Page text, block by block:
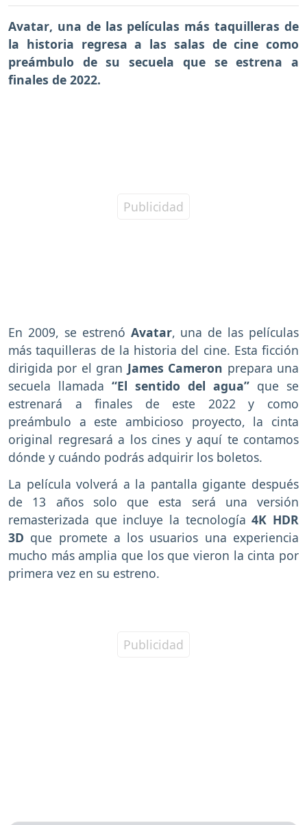
Avatar, una de las películas más taquilleras de
la historia regresa a las salas de cine como
preámbulo desu secuela que se estrena a
finales de 2022.
En 2009, se estrenó Avatar, una de las películas
más taquilleras de la historia del cine. Esta ficción
dirigida por el gran James Cameron prepara una
secuela llamada “El sentido del agua” que se
estrenará a finales de este 2022 y como
preámbulo a este ambicioso proyecto, la cinta
original regresará a los cines y aquí te contamos
dónde y cuándo podrás adquirir los boletos.
La película volverá a la pantalla gigante después
de 13 años solo que esta será una versión
remasterizada que incluye la tecnología4K HDR
3D que promete a los usuarios una experiencia
mucho más amplia que los que vieron la cinta por
primera vez en su estreno.